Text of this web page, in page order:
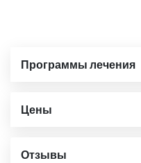
Программы лечения
Цены
Отзывы